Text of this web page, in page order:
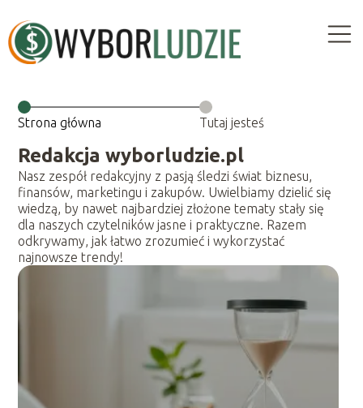
Strona główna Tutaj jesteś
Redakcja wyborludzie.pl
Nasz zespół redakcyjny z pasją śledzi świat biznesu,
finansów, marketingu i zakupów. Uwielbiamy dzielić się
wiedzą, by nawet najbardziej złożone tematy stały się
dla naszych czytelników jasne i praktyczne. Razem
odkrywamy, jak łatwo zrozumieć i wykorzystać
najnowsze trendy!